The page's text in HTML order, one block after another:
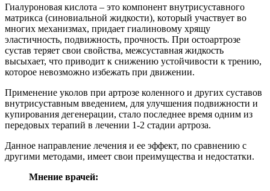
Гиалуроновая кислота – это компонент внутрисуставного
матрикса (синовиальной жидкости), который участвует во
многих механизмах, придает гиалиновому хрящу
эластичность, подвижность, прочность. При остоартрозе
сустав теряет свои свойства, межсуставная жидкость
высыхает, что приводит к снижению устойчивости к трению,
которое невозможно избежать при движении.
Применение уколов при артрозе коленного и других суставов
внутрисуставным введением, для улучшения подвижности и
купирования дегенерации, стало последнее время одним из
передовых терапий в лечении 1-2 стадии артроза.
Данное направление лечения и ее эффект, по сравнению с
другими методами, имеет свои преимущества и недостатки.
Мнение врачей: